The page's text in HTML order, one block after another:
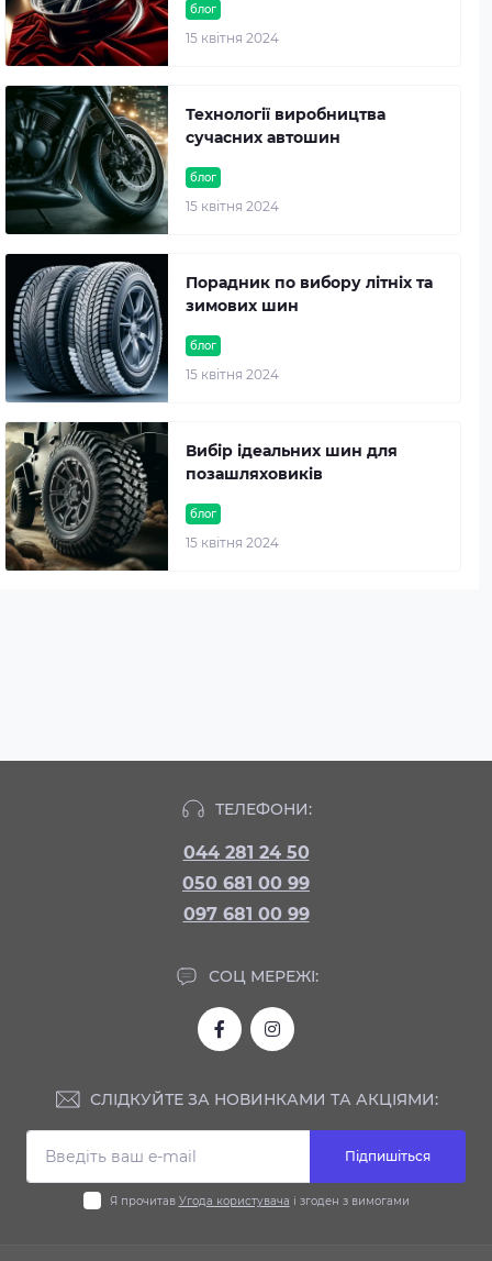
блог
15 квітня 2024
блог
15 квітня 2024
Технології виробництва
сучасних автошин
блог
15 квітня 2024
Порадник по вибору літніх та
зимових шин
блог
15 квітня 2024
Вибір ідеальних шин для
позашляховиків
ТЕЛЕФОНИ:
044 281 24 50
050 681 00 99
097 681 00 99
СОЦ МЕРЕЖІ:
СЛІДКУЙТЕ ЗА НОВИНКАМИ ТА АКЦІЯМИ:
Підпишіться
Я прочитав Угода користувача і згоден з вимогами